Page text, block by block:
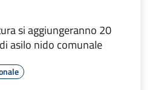
si aggiungeranno 20
asilo nido comunale